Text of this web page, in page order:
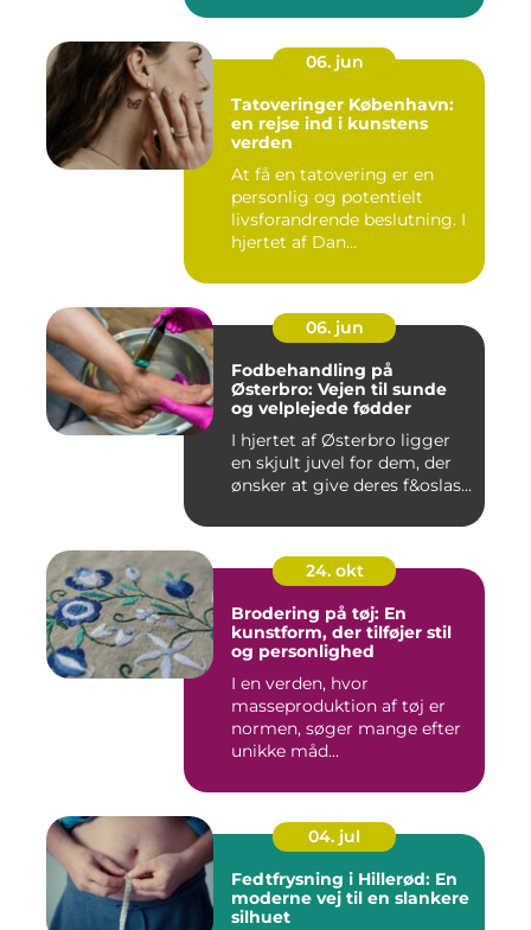
06. jun
Tatoveringer København:
en rejse ind i kunstens
verden
At få en tatovering er en
personlig og potentielt
livsforandrende beslutning. I
hjertet af Dan...
06. jun
Fodbehandling på
Østerbro: Vejen til sunde
og velplejede fødder
I hjertet af Østerbro ligger
en skjult juvel for dem, der
ønsker at give deres f&oslas...
24. okt
Brodering på tøj: En
kunstform, der tilføjer stil
og personlighed
I en verden, hvor
masseproduktion af tøj er
normen, søger mange efter
unikke måd...
04. jul
Fedtfrysning i Hillerød: En
moderne vej til en slankere
silhuet